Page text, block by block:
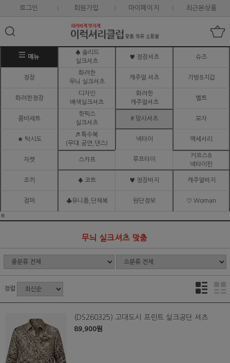
로그인 회원가입 마이페이지 최근본상품
메뉴
♠ 솔리드
실크셔츠
♥ 정장셔츠 슈즈
정장
화려한
무늬 실크셔츠
캐주얼 셔츠 가방&지갑
화려한정장
디자인
배색실크셔츠
화려한
캐주얼셔츠
벨트
콤비세트
핫픽스
실크셔츠
# 망사셔츠 모자
★ 턱시도
♬ 특수복
(무대.공연,댄스)
넥타이 액세서리
자켓 스카프 루프타이
커프스&
넥타이핀
조끼 ♠ 코트 ♥ 정장바지 캐주얼바지
점퍼 ♣유니폼,단체복 원단정보 ♡ Woman
ㅌ
무늬 실크셔츠 맞춤
정렬
(DS260325) 고대도시 프린트 실크공단 셔츠
89,900원